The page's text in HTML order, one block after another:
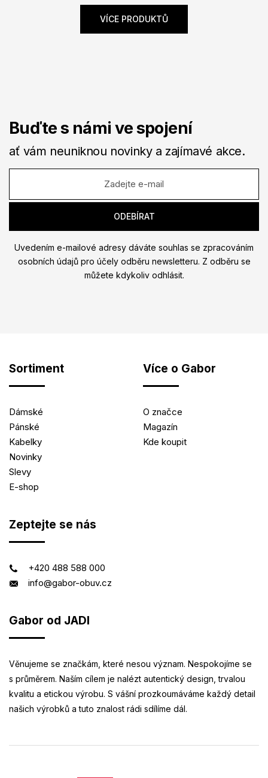
VÍCE PRODUKTŮ
Buďte s námi ve spojení
ať vám neuniknou novinky a zajímavé akce.
Uvedením e-mailové adresy dáváte souhlas se zpracováním
osobních údajů pro účely odběru newsletteru. Z odběru se
můžete kdykoliv odhlásit.
Sortiment
Dámské
Pánské
Kabelky
Novinky
Slevy
E-shop
Více o Gabor
O značce
Magazín
Kde koupit
Zeptejte se nás
+420 488 588 000
info@gabor-obuv.cz
Gabor od JADI
Věnujeme se značkám, které nesou význam. Nespokojíme se
s průměrem. Naším cílem je nalézt autentický design, trvalou
kvalitu a etickou výrobu. S vášní prozkoumáváme každý detail
našich výrobků a tuto znalost rádi sdílíme dál.